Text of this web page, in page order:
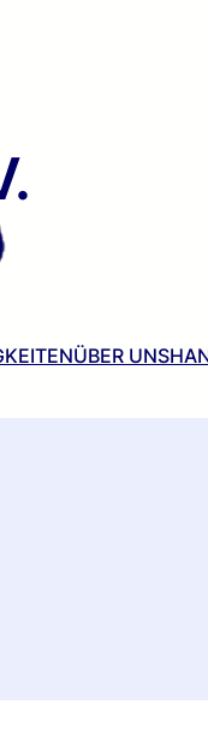
ÜBER UNS